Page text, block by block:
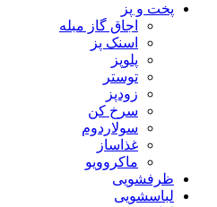
پخت و پز
اجاق گاز مبله
اسنک پز
پلوپز
توستر
زودپز
سرخ کن
سولاردوم
غذاساز
ماکروویو
ظرفشویی
لباسشویی